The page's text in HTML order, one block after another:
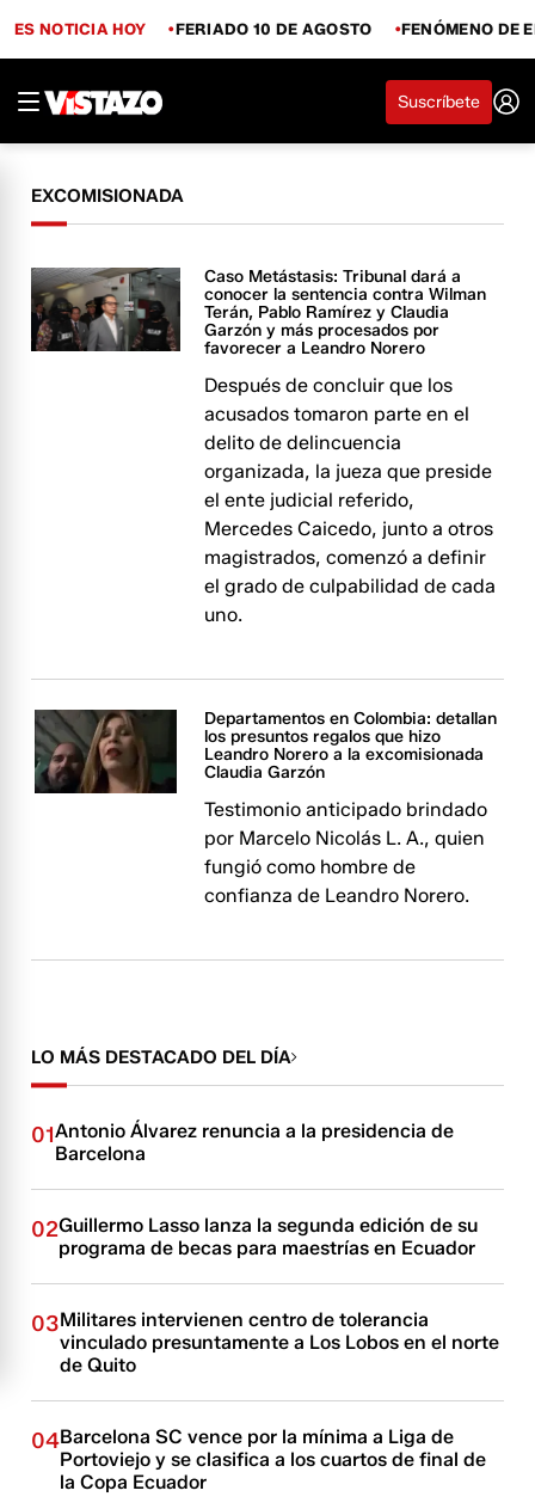
ES NOTICIA HOY FERIADO 10 DE AGOSTO FENÓMENO DE
Suscríbete
EXCOMISIONADA
Caso Metástasis: Tribunal dará a
conocer la sentencia contra Wilman
Terán, Pablo Ramírez y Claudia
Garzón y más procesados por
favorecer a Leandro Norero
Después de concluir que los
acusados tomaron parte en el
delito de delincuencia
organizada, la jueza que preside
el ente judicial referido,
Mercedes Caicedo, junto a otros
magistrados, comenzó a definir
el grado de culpabilidad de cada
uno.
Departamentos en Colombia: detallan
los presuntos regalos que hizo
Leandro Norero a la excomisionada
Claudia Garzón
Testimonio anticipado brindado
por Marcelo Nicolás L. A., quien
fungió como hombre de
confianza de Leandro Norero. ​​​​​​
LO MÁS DESTACADO DEL DÍA
01Antonio Álvarez renuncia a la presidencia de
Barcelona
02Guillermo Lasso lanza la segunda edición de su
programa de becas para maestrías en Ecuador
03Militares intervienen centro de tolerancia
vinculado presuntamente a Los Lobos en el norte
de Quito
04Barcelona SC vence por la mínima a Liga de
Portoviejo y se clasifica a los cuartos de final de
la Copa Ecuador